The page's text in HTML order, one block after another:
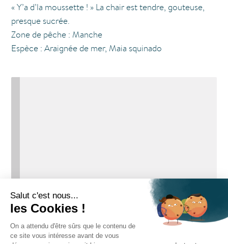
« Y’a d’la moussette ! » La chair est tendre, gouteuse,
presque sucrée.
Zone de pêche : Manche
Espèce : Araignée de mer, Maia squinado
Votre panier est actuellement
vide.